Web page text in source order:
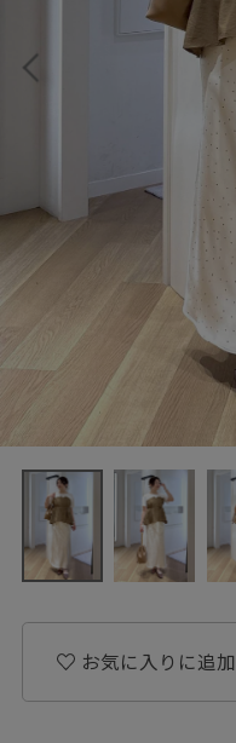
お気に入りに追加